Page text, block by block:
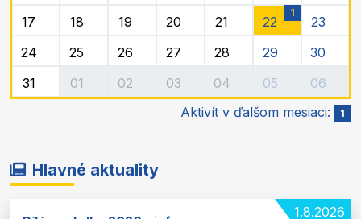
17
18 19 20 21 22
1
23
24
25 26 27 28 29
30
31
01 02 03 04 05
06
Aktivít v ďalšom mesiaci:
1
Hlavné aktuality
1.8.2026